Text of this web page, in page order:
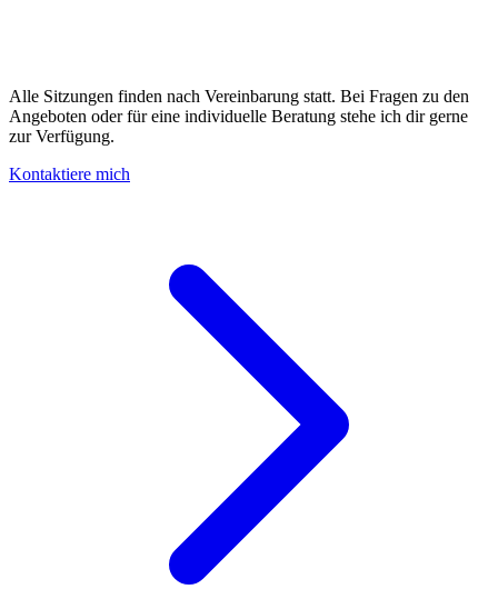
Alle Sitzungen finden nach Vereinbarung statt. Bei Fragen zu den
Angeboten oder für eine individuelle Beratung stehe ich dir gerne
zur Verfügung.
Kontaktiere mich